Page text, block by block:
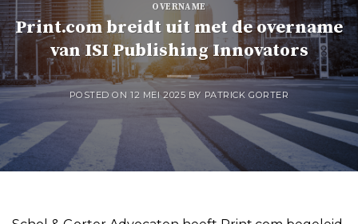
OVERNAME
Print.com breidt uit met de overname
van ISI Publishing Innovators
POSTED ON12 MEI 2025 BY PATRICK GORTER